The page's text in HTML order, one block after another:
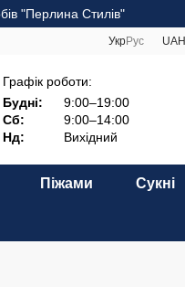
"Перлина Стилів"
УкрРус UAH
Графік роботи:
Будні:
9:00–19:00
Сб:
9:00–14:00
Нд:
Вихідний
Піжами Сукні